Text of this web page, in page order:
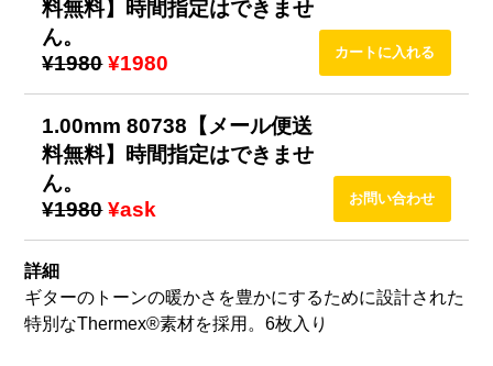
料無料】時間指定はできませ
ん。
¥1980 ¥1980
1.00mm 80738【メール便送
料無料】時間指定はできませ
ん。
¥1980 ¥ask
詳細
ギターのトーンの暖かさを豊かにするために設計された
特別なThermex®素材を採用。6枚入り